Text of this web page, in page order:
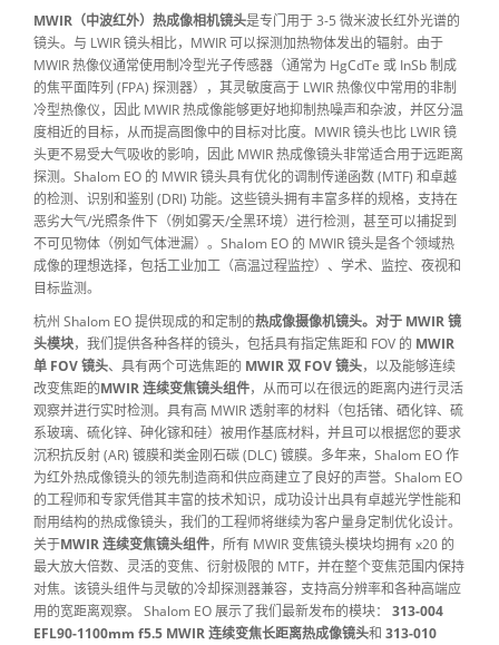
MWIR（中波红外）热成像相机镜头是专门用于 3-5 微米波长红外光谱的
镜头。与 LWIR 镜头相比，MWIR 可以探测加热物体发出的辐射。由于
MWIR 热像仪通常使用制冷型光子传感器（通常为 HgCdTe 或 InSb 制成
的焦平面阵列 (FPA) 探测器），其灵敏度高于 LWIR 热像仪中常用的非制
冷型热像仪，因此 MWIR 热成像能够更好地抑制热噪声和杂波，并区分温
度相近的目标，从而提高图像中的目标对比度。MWIR 镜头也比 LWIR 镜
头更不易受大气吸收的影响，因此 MWIR 热成像镜头非常适合用于远距离
探测。Shalom EO 的 MWIR 镜头具有优化的调制传递函数 (MTF) 和卓越
的检测、识别和鉴别 (DRI) 功能。这些镜头拥有丰富多样的规格，支持在
恶劣大气/光照条件下（例如雾天/全黑环境）进行检测，甚至可以捕捉到
不可见物体（例如气体泄漏）。Shalom EO 的 MWIR 镜头是各个领域热
成像的理想选择，包括工业加工（高温过程监控）、学术、监控、夜视和
目标监测。
杭州 Shalom EO 提供现成的和定制的热成像摄像机镜头。对于 MWIR 镜
头模块，我们提供各种各样的镜头，包括具有指定焦距和 FOV 的 MWIR
单 FOV 镜头、具有两个可选焦距的 MWIR 双 FOV 镜头，以及能够连续
改变焦距的MWIR 连续变焦镜头组件，从而可以在很远的距离内进行灵活
观察并进行实时检测。具有高 MWIR 透射率的材料（包括锗、硒化锌、硫
系玻璃、硫化锌、砷化镓和硅）被用作基底材料，并且可以根据您的要求
沉积抗反射 (AR) 镀膜和类金刚石碳 (DLC) 镀膜。多年来，Shalom EO 作
为红外热成像镜头的领先制造商和供应商建立了良好的声誉。Shalom EO
的工程师和专家凭借其丰富的技术知识，成功设计出具有卓越光学性能和
耐用结构的热成像镜头，我们的工程师将继续为客户量身定制优化设计。
关于MWIR 连续变焦镜头组件，所有 MWIR 变焦镜头模块均拥有 x20 的
最大放大倍数、灵活的变焦、衍射极限的 MTF，并在整个变焦范围内保持
对焦。该镜头组件与灵敏的冷却探测器兼容，支持高分辨率和各种高端应
用的宽距离观察。
Shalom EO 展示了我们最新发布的模块：
313-004
EFL90-1100mm f5.5 MWIR 连续变焦长距离热成像镜头和 313-010